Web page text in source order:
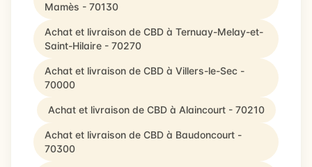
Mamès - 70130
Achat et livraison de CBD à Ternuay-Melay-et-
Saint-Hilaire - 70270
Achat et livraison de CBD à Villers-le-Sec -
70000
Achat et livraison de CBD à Alaincourt - 70210
Achat et livraison de CBD à Baudoncourt -
70300